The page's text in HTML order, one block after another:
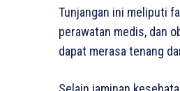
Tunjangan ini meliputi
perawatan medis, dan
dapat merasa tenang